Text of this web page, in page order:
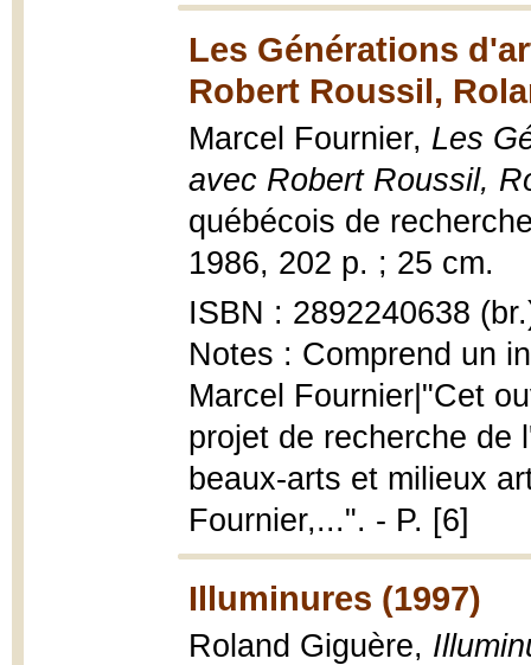
Les Générations
Robert Roussil,
Marcel Fournier, Les
avec Robert Roussil,
québécois de
1986, 202 p. ; 25 cm.
ISBN : 2892240638
Notes : Comprend un
Marcel Fournier|"Cet
projet de recherche de
beaux-arts et milieux
Fournier,...". - P. [6]
Illuminures (1997)
Roland Giguère,